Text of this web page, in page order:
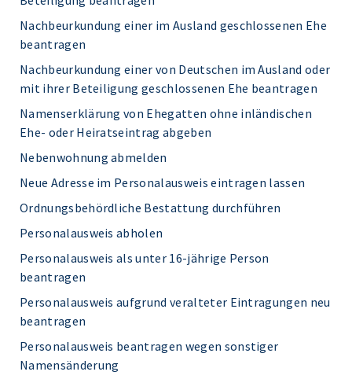
Nachbeurkundung einer im Ausland geschlossenen Ehe
beantragen
Nachbeurkundung einer von Deutschen im Ausland oder
mit ihrer Beteiligung geschlossenen Ehe beantragen
Namenserklärung von Ehegatten ohne inländischen
Ehe- oder Heiratseintrag abgeben
Nebenwohnung abmelden
Neue Adresse im Personalausweis eintragen lassen
Ordnungsbehördliche Bestattung durchführen
Personalausweis abholen
Personalausweis als unter 16-jährige Person
beantragen
Personalausweis aufgrund veralteter Eintragungen neu
beantragen
Personalausweis beantragen wegen sonstiger
Namensänderung